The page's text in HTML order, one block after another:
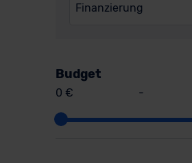
Finanzierung
Budget
0 € -